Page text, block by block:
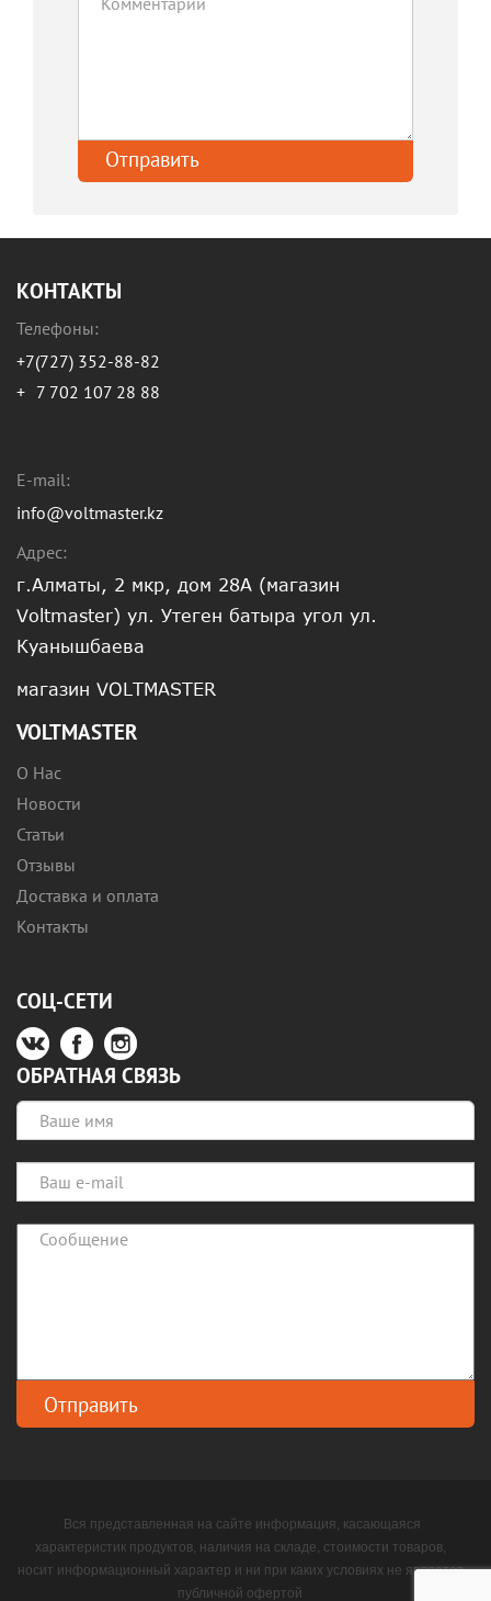
КОНТАКТЫ
Телефоны:
+7(727) 352-88-82
+ 7 702 107 28 88
E-mail:
info@voltmaster.kz
Адрес:
г.Алматы, 2 мкр, дом 28А (магазин
Voltmaster) ул. Утеген батыра угол ул.
Куанышбаева
магазин VOLTMASTER
VOLTMASTER
О Нас
Новости
Статьи
Отзывы
Доставка и оплата
Контакты
СОЦ-СЕТИ
ОБРАТНАЯ СВЯЗЬ
Вся представленная на сайте информация, касающаяся
характеристик продуктов, наличия на складе, стоимости товаров,
носит информационный характер и ни при каких условиях не является
публичной офертой